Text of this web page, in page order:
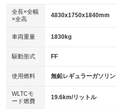
：装備なし
パワーウィンドウ
アイドリングストップ
：装備なし
USB入力端子
：装備あり
100V電源
：装備なし
センターデフロック
：装備なし
アルミホイール：アルミホイール
：装備あり
HID(キセノンライト)
バックカメラ
エアロ
：装備なし
全長×全幅
×全高
4830x1750x1840mm
車両重量 1830kg
駆動形式 FF
使用燃料 無鉛レギュラーガソリン
WLTCモ
ード燃費
19.6km/リットル